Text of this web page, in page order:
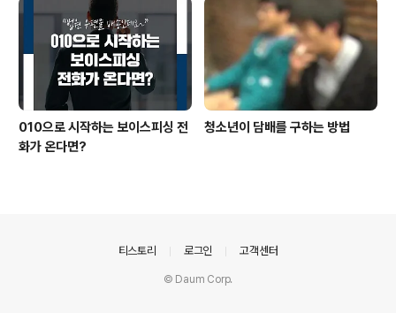
010으로 시작하는 보이스피싱 전
화가 온다면?
청소년이 담배를 구하는 방법
티스토리 로그인 고객센터
© Daum Corp.